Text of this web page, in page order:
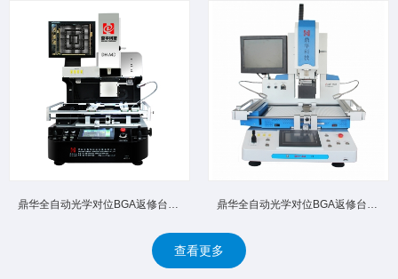
鼎华全自动光学对位BGA返修台DH‑A4D 高精密光学对位杜绝... 鼎华全自动光学对位BGA返修台DH‑A4 自动拆卸焊接自动回收...
查看更多